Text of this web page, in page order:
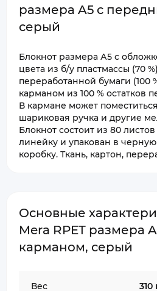
размера A5 с
серый
Блокнот размера А5 с
цвета из б/у пластмассы (70
переработанной бумаги (100
карманом из 100 % остатков
В кармане может
шариковая ручка и другие
Блокнот состоит из 80
линейку и упакован в
коробку. Ткань, картон,
Основные
Mera RPET размера
карманом, серый
Вес 310